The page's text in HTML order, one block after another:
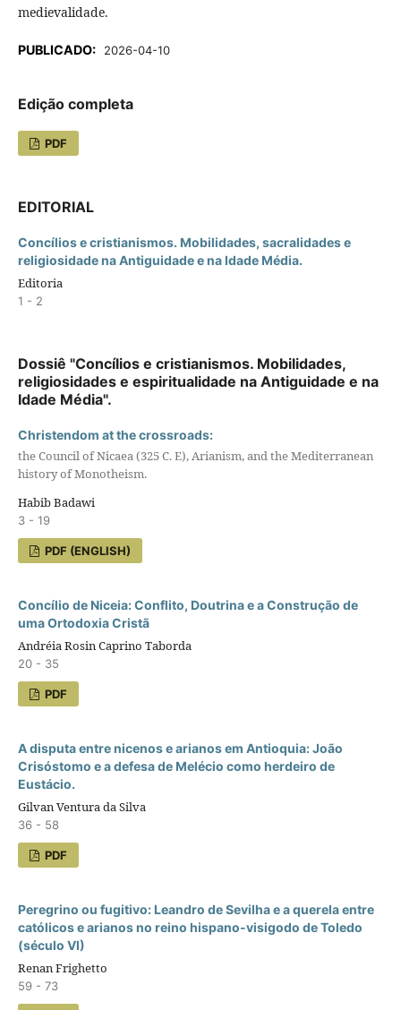
medievalidade.
PUBLICADO: 2026-04-10
Edição completa
PDF
EDITORIAL
Concílios e cristianismos. Mobilidades, sacralidades e
religiosidade na Antiguidade e na Idade Média.
Editoria
1 - 2
Dossiê "Concílios e cristianismos. Mobilidades,
religiosidades e espiritualidade na Antiguidade e na
Idade Média".
Christendom at the crossroads:
the Council of Nicaea (325 C. E), Arianism, and the Mediterranean
history of Monotheism.
Habib Badawi
3 - 19
PDF (ENGLISH)
Concílio de Niceia: Conflito, Doutrina e a Construção de
uma Ortodoxia Cristã
Andréia Rosin Caprino Taborda
20 - 35
PDF
A disputa entre nicenos e arianos em Antioquia: João
Crisóstomo e a defesa de Melécio como herdeiro de
Eustácio.
Gilvan Ventura da Silva
36 - 58
PDF
Peregrino ou fugitivo: Leandro de Sevilha e a querela entre
católicos e arianos no reino hispano-visigodo de Toledo
(século VI)
Renan Frighetto
59 - 73